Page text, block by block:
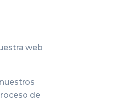
web
de